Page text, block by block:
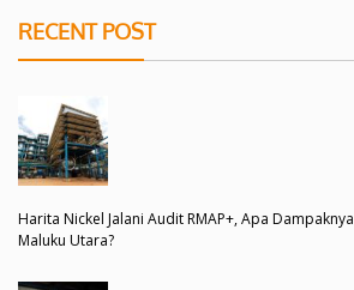
RECENT POST
Harita Nickel Jalani Audit RMAP+, Apa
Maluku Utara?